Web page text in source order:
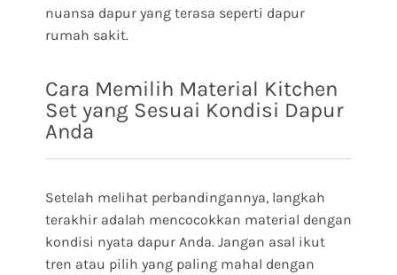
nuansa dapur yang terasa seperti dapur
rumah sakit.
Cara Memilih Material Kitchen
Set yang Sesuai Kondisi Dapur
Anda
Setelah melihat perbandingannya, langkah
terakhir adalah mencocokkan material dengan
kondisi nyata dapur Anda. Jangan asal ikut
tren atau pilih yang paling mahal dengan